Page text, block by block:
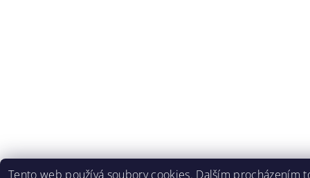
Tento web používá soubory cookies. Dalším procházením